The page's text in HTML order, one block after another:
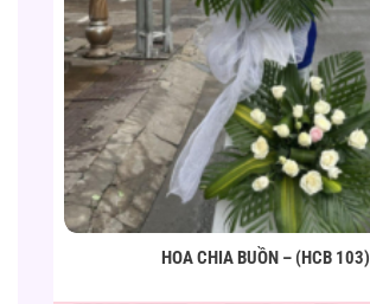
HOA CHIA BUỒN – (HCB 103)